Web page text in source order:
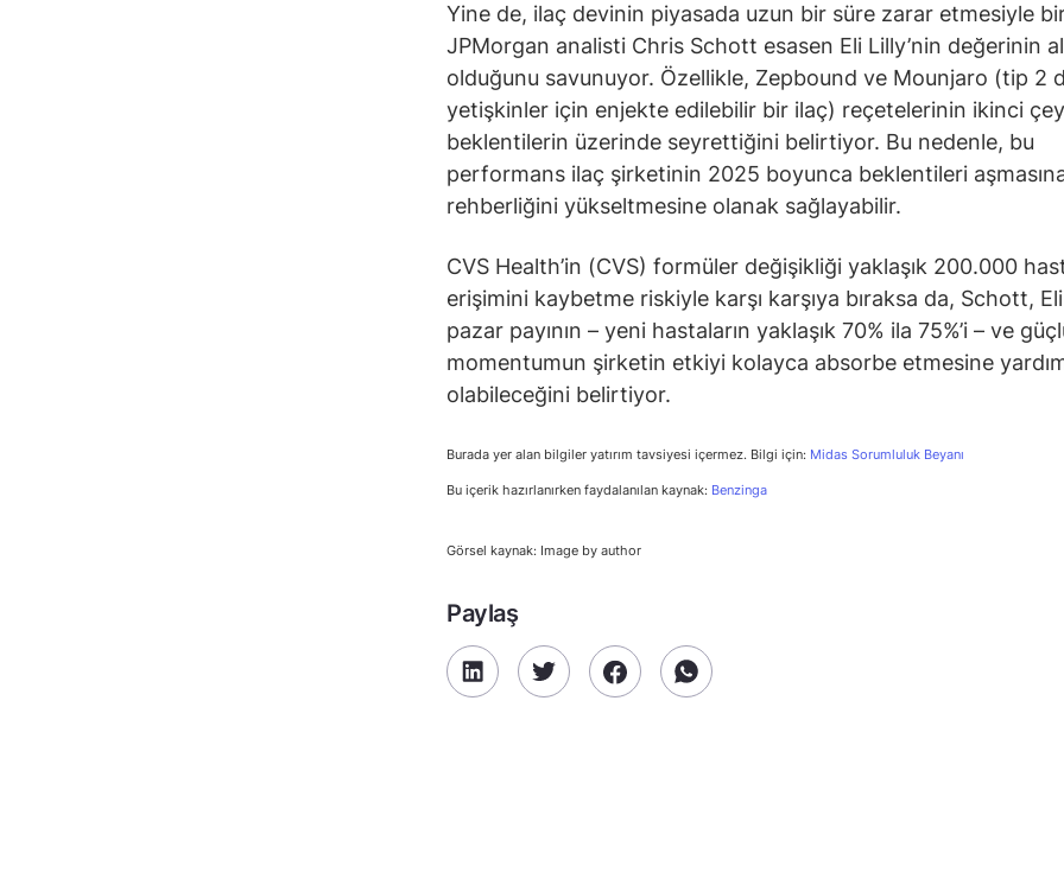
Yine de, ilaç devinin piyasada uzun bir süre zarar etmesiyle
JPMorgan analisti Chris Schott esasen Eli Lilly’nin değerinin
olduğunu savunuyor. Özellikle, Zepbound ve Mounjaro (tip 2
yetişkinler için enjekte edilebilir bir ilaç) reçetelerinin ikinci
beklentilerin üzerinde seyrettiğini belirtiyor. Bu nedenle, bu
performans ilaç şirketinin 2025 boyunca beklentileri
rehberliğini yükseltmesine olanak sağlayabilir.
CVS Health’in (CVS) formüler değişikliği yaklaşık 200.000
erişimini kaybetme riskiyle karşı karşıya bıraksa da, Schott, Eli
pazar payının – yeni hastaların yaklaşık 70% ila 75%’i – ve
momentumun şirketin etkiyi kolayca absorbe etmesine
olabileceğini belirtiyor.
Burada yer alan bilgiler yatırım tavsiyesi içermez. Bilgi için: Midas Sorumluluk Beyanı
Bu içerik hazırlanırken faydalanılan kaynak: Benzinga
Görsel kaynak: Image by author
Paylaş